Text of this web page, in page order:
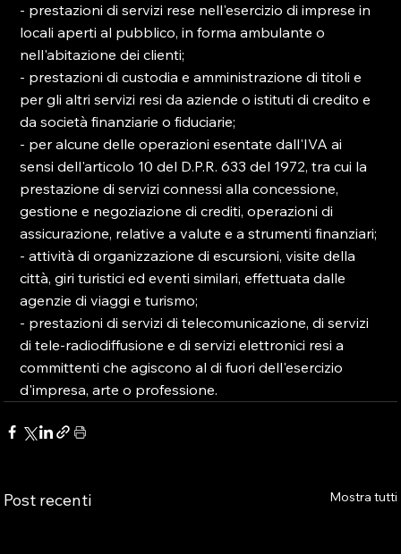
- prestazioni di servizi rese nell'esercizio di imprese in
locali aperti al pubblico, in forma ambulante o
nell'abitazione dei clienti;
- prestazioni di custodia e amministrazione di titoli e
per gli altri servizi resi da aziende o istituti di credito e
da società finanziarie o fiduciarie;
- per alcune delle operazioni esentate dall'IVA ai
sensi dell'articolo 10 del D.P.R. 633 del 1972, tra cui la
prestazione di servizi connessi alla concessione,
gestione e negoziazione di crediti, operazioni di
assicurazione, relative a valute e a strumenti finanziari;
- attività di organizzazione di escursioni, visite della
città, giri turistici ed eventi similari, effettuata dalle
agenzie di viaggi e turismo;
- prestazioni di servizi di telecomunicazione, di servizi
di tele-radiodiffusione e di servizi elettronici resi a
committenti che agiscono al di fuori dell'esercizio
d'impresa, arte o professione.
Post recenti Mostra tutti